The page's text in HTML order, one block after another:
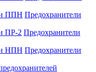
Предохранители
Предохранители
Предохранители